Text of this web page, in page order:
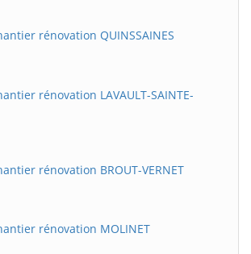
rénovation QUINSSAINES
rénovation LAVAULT-SAINTE-
rénovation BROUT-VERNET
rénovation MOLINET